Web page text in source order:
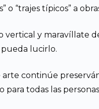
o “trajes típicos” a
vertical y maravíllate
lucirlo.
continúe
todas las